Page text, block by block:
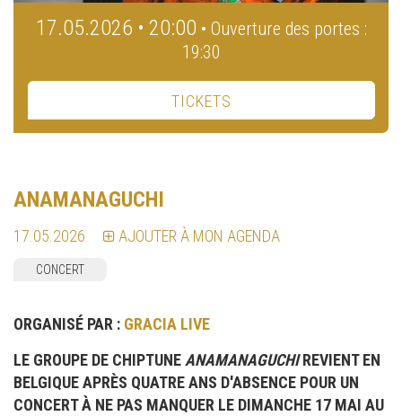
17.05.2026 • 20:00 • Ouverture des portes :
19:30
TICKETS
ANAMANAGUCHI
17.05.2026 AJOUTER À MON AGENDA
CONCERT
ORGANISÉ PAR : GRACIA LIVE
LE GROUPE DE CHIPTUNEANAMANAGUCHIREVIENT EN
BELGIQUE APRÈS QUATRE ANS D'ABSENCE POUR UN
CONCERT À NE PAS MANQUER LE DIMANCHE 17 MAI AU